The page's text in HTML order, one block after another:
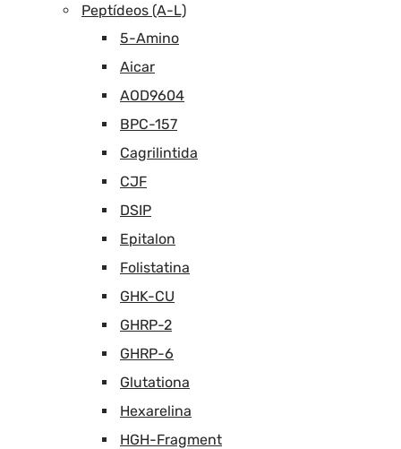
Peptídeos (A-L)
5-Amino
Aicar
AOD9604
BPC-157
Cagrilintida
CJF
DSIP
Epitalon
Folistatina
GHK-CU
GHRP-2
GHRP-6
Glutationa
Hexarelina
HGH-Fragment